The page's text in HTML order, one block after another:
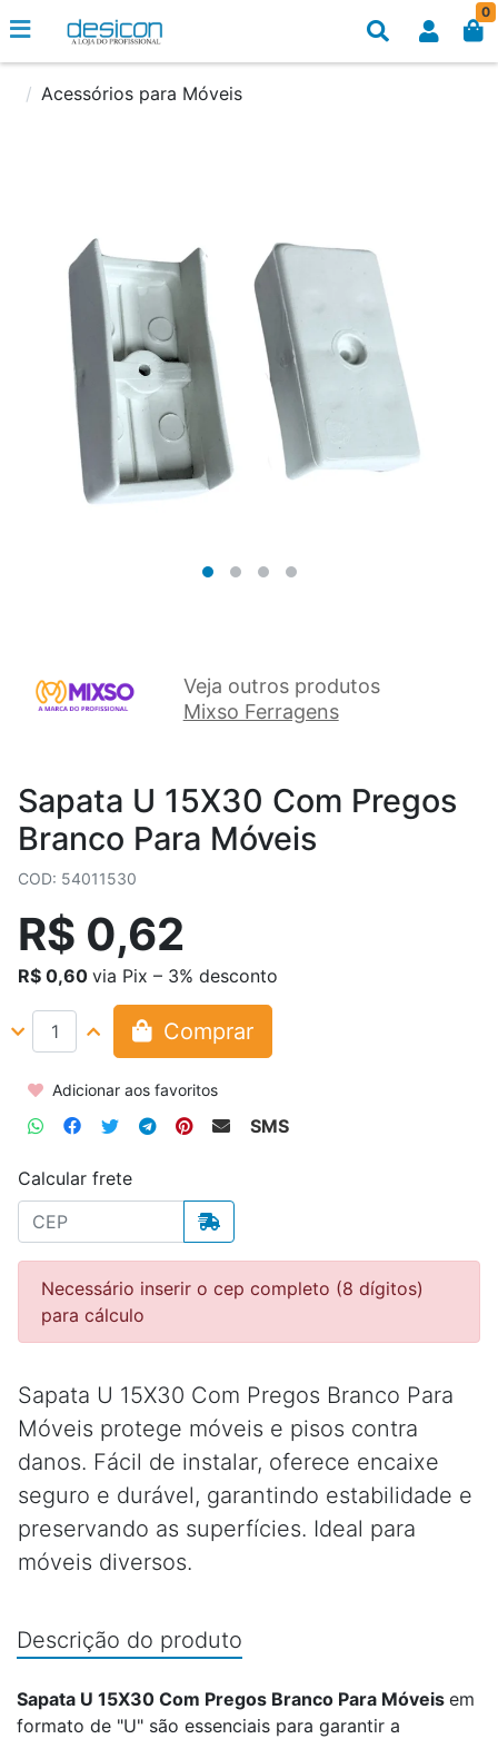
0
Acessórios para Móveis
Veja outros produtos
Mixso Ferragens
Sapata U 15X30 Com Pregos
Branco Para Móveis
COD: 54011530
R$ 0,62
R$ 0,60 via Pix – 3% desconto
Comprar
Adicionar aos favoritos
SMS
Calcular frete
Necessário inserir o cep completo (8 dígitos)
para cálculo
Sapata U 15X30 Com Pregos Branco Para
Móveis protege móveis e pisos contra
danos. Fácil de instalar, oferece encaixe
seguro e durável, garantindo estabilidade e
preservando as superfícies. Ideal para
móveis diversos.
Descrição do produto
Sapata U 15X30 Com Pregos Branco Para Móveis em
formato de "U" são essenciais para garantir a